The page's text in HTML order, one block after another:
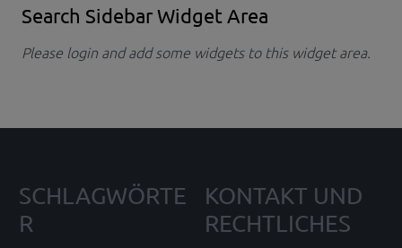
Search Sidebar Widget Area
Please login and add some widgets to this widget area.
SCHLAGWÖRTE
R
KONTAKT UND
RECHTLICHES